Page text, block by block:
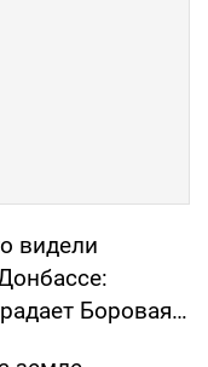
видели
Боровая…